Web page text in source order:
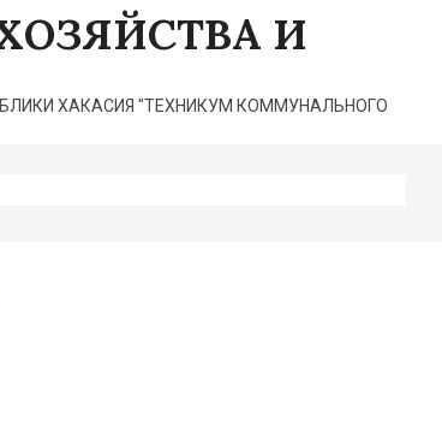
И
ХАКАСИЯ "ТЕХНИКУМ КОММУНАЛЬНОГО